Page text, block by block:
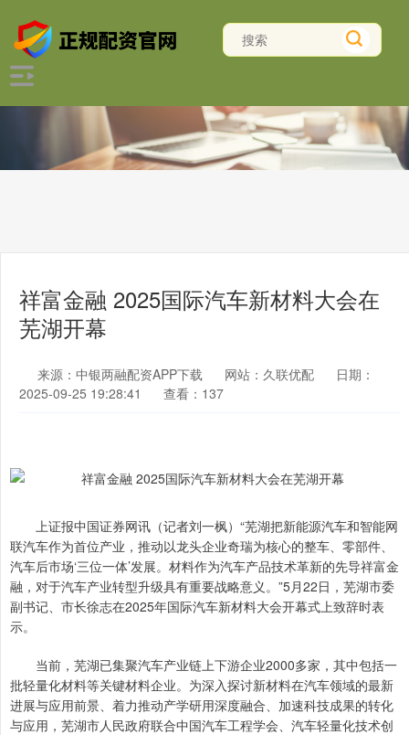
祥富金融 2025国际汽车新材料大会在
芜湖开幕
来源：中银两融配资APP下载 网站：久联优配
日期：
2025-09-25 19:28:41
查看：137
上证报中国证券网讯（记者刘一枫）“芜湖把新能源汽车和智能网
联汽车作为首位产业，推动以龙头企业奇瑞为核心的整车、零部件、
汽车后市场‘三位一体’发展。材料作为汽车产品技术革新的先导祥富金
融，对于汽车产业转型升级具有重要战略意义。”5月22日，芜湖市委
副书记、市长徐志在2025年国际汽车新材料大会开幕式上致辞时表
示。
当前，芜湖已集聚汽车产业链上下游企业2000多家，其中包括一
批轻量化材料等关键材料企业。为深入探讨新材料在汽车领域的最新
进展与应用前景、着力推动产学研用深度融合、加速科技成果的转化
与应用，芜湖市人民政府联合中国汽车工程学会、汽车轻量化技术创